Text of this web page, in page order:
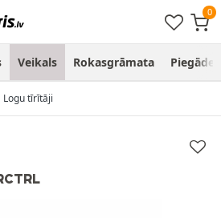
Veikals Rokasgrāmata Piegāde
Logu tīrītāji